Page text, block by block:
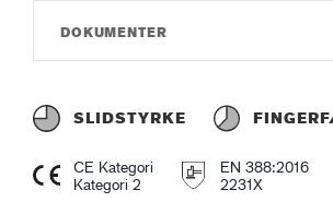
Fingerfærdighed
5
Gauge
Gauge15
Materiale og Konstruktion - Yderside
2231X
X2X
EN 407:2020
X2XXXX
DOKUMENTER
Instruction of use GUIDE 159W.pdf
Overensstemmelseserklæring
Declaration of Conformity GUIDE
SLIDSTYRKE
CE Kategori
Kategori 2
EN 388:2016
2231X